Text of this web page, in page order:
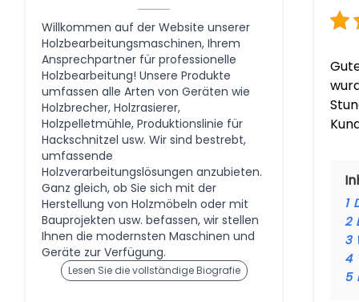
Willkommen auf der Website unserer
Holzbearbeitungsmaschinen, Ihrem
Ansprechpartner für professionelle
Holzbearbeitung! Unsere Produkte
umfassen alle Arten von Geräten wie
Holzbrecher, Holzrasierer,
Holzpelletmühle, Produktionslinie für
Hackschnitzel usw. Wir sind bestrebt,
umfassende
Holzverarbeitungslösungen anzubieten.
Ganz gleich, ob Sie sich mit der
Herstellung von Holzmöbeln oder mit
Bauprojekten usw. befassen, wir stellen
Ihnen die modernsten Maschinen und
Geräte zur Verfügung.
Lesen Sie die vollständige Biografie
1
2
3
4
5